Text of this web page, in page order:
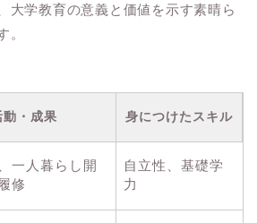
大学教育の意義と価値を示す素晴ら
。
動・成果 身につけたスキル
一人暮らし開
修
自立性、基礎学
力